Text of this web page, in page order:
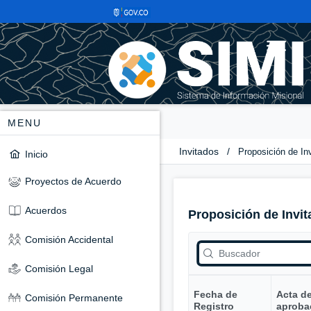
MENU
Inicio
Proyectos de Acuerdo
Acuerdos
Comisión Accidental
Comisión Legal
Comisión Permanente
Invitados / Proposición de
Proposición de
Fecha de
Registro
Acta